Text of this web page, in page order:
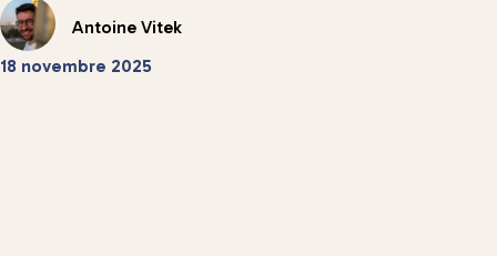
Antoine Vitek
18 novembre 2025